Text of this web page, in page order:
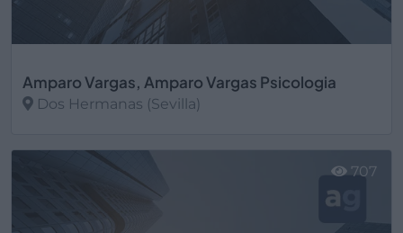
Amparo Vargas, Amparo Vargas Psicologia
Dos Hermanas (Sevilla)
707